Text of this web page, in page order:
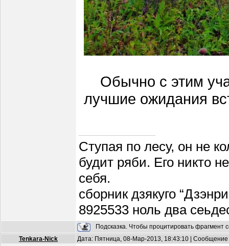
Обычно с этим
лучшие ожидания
Ступая по лесу, он не
будит ряби. Его никто
себя.
сборник дзякуго
8925533 ноль два
Подсказка. Чтобы процитировать фрагмент
Tenkara-Nick
Дата: Пятница, 08-Мар-2013, 18:43:10 |